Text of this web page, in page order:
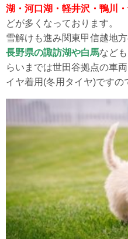
湖・河口湖・軽井沢・鴨川
どが多くなっております。
雪解けも進み関東甲信越地
長野県の諏訪湖や白馬など
らいまでは世田谷拠点の車
イヤ着用(冬用タイヤ)ですの